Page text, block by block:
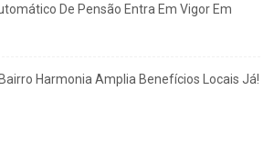
De Pensão Entra Em Vigor Em
Harmonia Amplia Benefícios Locais Já!